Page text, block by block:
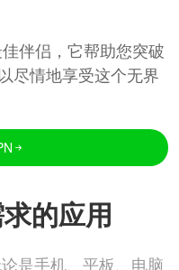
伴侣，它帮助您突破
尽情地享受这个无界
的应用
是手机、平板、电脑